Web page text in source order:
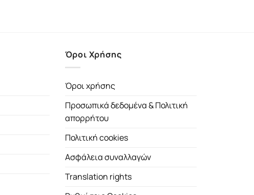
Όροι Χρήσης
Όροι χρήσης
Προσωπικά δεδομένα & Πολιτική
απορρήτου
Πολιτική cookies
Ασφάλεια συναλλαγών
Translation rights